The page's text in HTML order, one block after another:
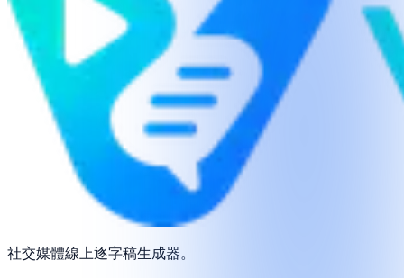
社交媒體線上逐字稿生成器。